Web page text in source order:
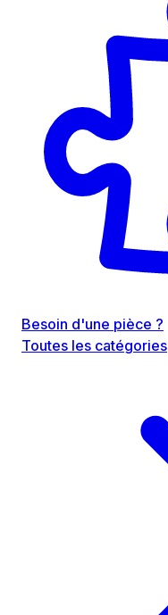
Besoin d'une pièce ?
Toutes les catégories